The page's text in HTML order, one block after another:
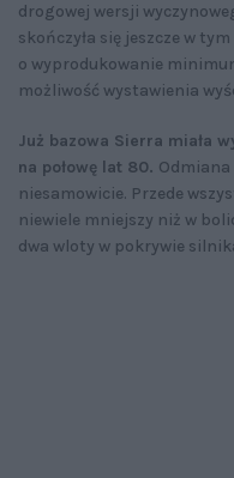
drogowej wersji
skończyła się jeszcze w
o wyprodukowanie
możliwość wystawienia
Już bazowa Sierra miała
na połowę lat 80. Odmiana
niesamowicie. Przede
niewiele mniejszy niż w
dwa wloty w pokrywie